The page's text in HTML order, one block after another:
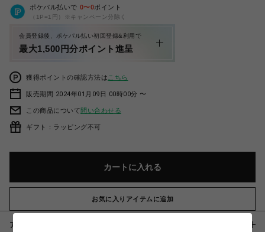
ポケパル払いで 0〜0ポイント
（1P=1円）※キャンペーン分除く
会員登録後、ポケパル払い初回登録&利用で
最大1,500円分ポイント進呈
獲得ポイントの確認方法は こちら
販売期間 2024年01月09日 00時00分 〜
この商品について問い合わせる
ギフト：ラッピング不可
カートに入れる
お気に入りアイテムに追加
アイテム説明 / 素材